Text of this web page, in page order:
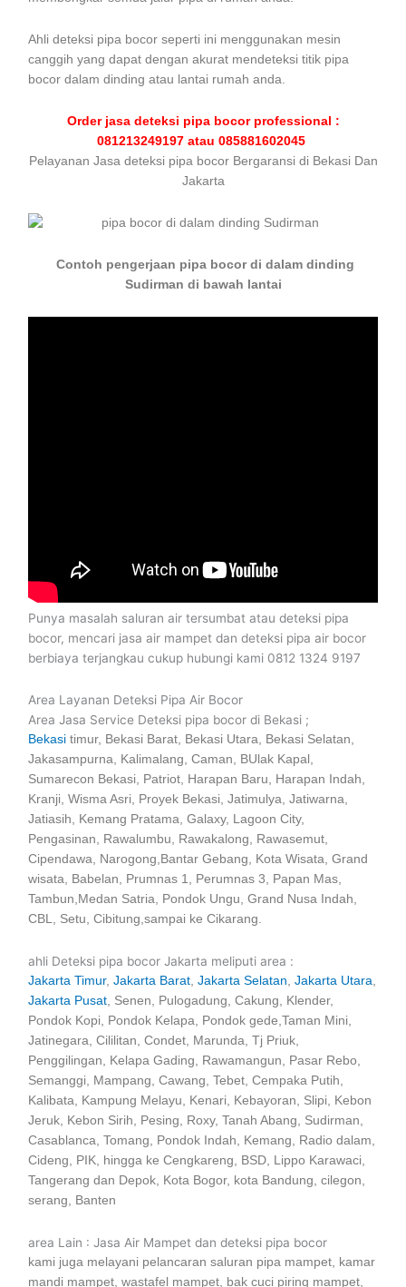
Ahli deteksi pipa bocor seperti ini menggunakan mesin
canggih yang dapat dengan akurat mendeteksi titik pipa
bocor dalam dinding atau lantai rumah anda.
Order jasa deteksi pipa bocor professional :
081213249197 atau 085881602045
Pelayanan Jasa deteksi pipa bocor Bergaransi di Bekasi Dan
Jakarta
Contoh pengerjaan pipa bocor di dalam dinding
Sudirman di bawah lantai
Punya masalah saluran air tersumbat atau deteksi pipa
bocor, mencari jasa air mampet dan deteksi pipa air bocor
berbiaya terjangkau cukup hubungi kami 0812 1324 9197
Area Layanan Deteksi Pipa Air Bocor
Area Jasa Service Deteksi pipa bocor di Bekasi ;
Bekasi timur, Bekasi Barat, Bekasi Utara, Bekasi Selatan,
Jakasampurna, Kalimalang, Caman, BUlak Kapal,
Sumarecon Bekasi, Patriot, Harapan Baru, Harapan Indah,
Kranji, Wisma Asri, Proyek Bekasi, Jatimulya, Jatiwarna,
Jatiasih, Kemang Pratama, Galaxy, Lagoon City,
Pengasinan, Rawalumbu, Rawakalong, Rawasemut,
Cipendawa, Narogong,Bantar Gebang, Kota Wisata, Grand
wisata, Babelan, Prumnas 1, Perumnas 3, Papan Mas,
Tambun,Medan Satria, Pondok Ungu, Grand Nusa Indah,
CBL, Setu, Cibitung,sampai ke Cikarang.
ahli Deteksi pipa bocor Jakarta meliputi area :
Jakarta Timur,Jakarta Barat ,Jakarta Selatan ,Jakarta Utara
Jakarta Pusat , Senen, Pulogadung, Cakung, Klender,
Pondok Kopi, Pondok Kelapa, Pondok gede,Taman Mini,
Jatinegara, Cililitan, Condet, Marunda, Tj Priuk,
Penggilingan, Kelapa Gading, Rawamangun, Pasar Rebo,
Semanggi, Mampang, Cawang, Tebet, Cempaka Putih,
Kalibata, Kampung Melayu, Kenari, Kebayoran, Slipi, Kebon
Jeruk, Kebon Sirih, Pesing, Roxy, Tanah Abang, Sudirman,
Casablanca, Tomang, Pondok Indah, Kemang, Radio dalam,
Cideng, PIK, hingga ke Cengkareng, BSD, Lippo Karawaci,
Tangerang dan Depok, Kota Bogor, kota Bandung, cilegon,
serang, Banten
area Lain : Jasa Air Mampet dan deteksi pipa bocor
kami juga melayani pelancaran saluran pipa mampet, kamar
mandi mampet, wastafel mampet, bak cuci piring mampet,